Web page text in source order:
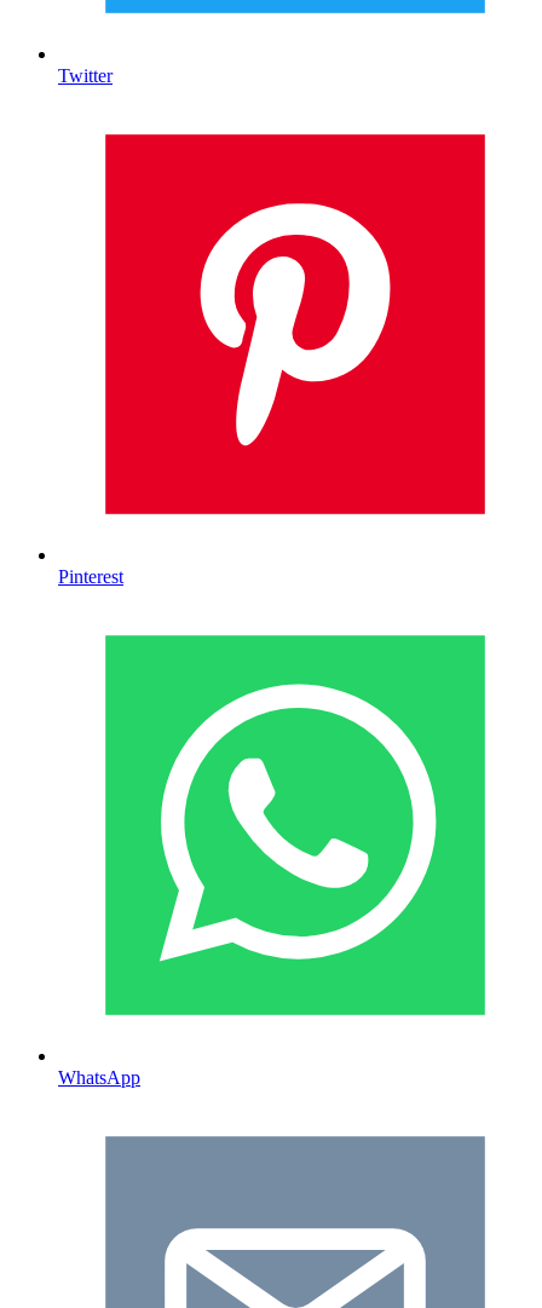
Twitter
Pinterest
WhatsApp